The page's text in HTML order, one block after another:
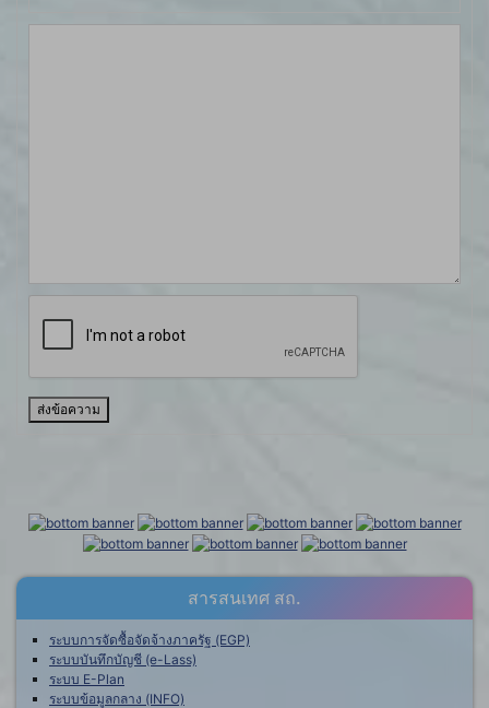
ส่งข้อความ
สารสนเทศ สถ.
ระบบการจัดซื้อจัดจ้างภาครัฐ (EGP)
ระบบบันทึกบัญชี (e-Lass)
ระบบ E-Plan
ระบบข้อมูลกลาง (INFO)